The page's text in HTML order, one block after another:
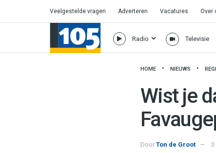
Veelgestelde vragen Adverteren Vacatures Over
Radio Televisie
HOME NIEUWS
Wist je
Door Ton de Groot 3